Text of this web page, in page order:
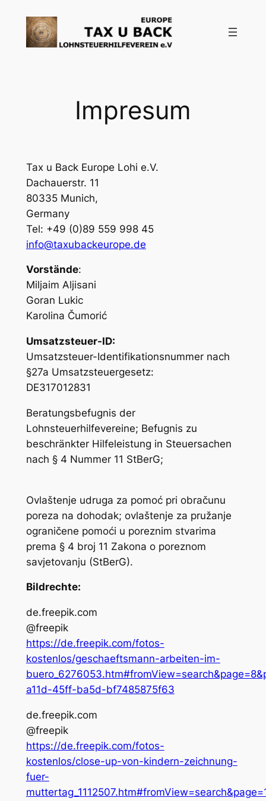
sadržaja
Impresum
Tax u Back Europe Lohi e.V.
Dachauerstr. 11
80335 Munich,
Germany
Tel: +49 (0)89 559 998 45
info@taxubackeurope.de
Vorstände:
Miljaim Aljisani
Goran Lukic
Karolina Čumorić
Umsatzsteuer-ID:
Umsatzsteuer-Identifikationsnummer nach
§27a Umsatzsteuergesetz:
DE317012831
Beratungsbefugnis der
Lohnsteuerhilfevereine; Befugnis zu
beschränkter Hilfeleistung in Steuersachen
nach § 4 Nummer 11 StBerG;
Ovlaštenje udruga za pomoć pri obračunu
poreza na dohodak; ovlaštenje za pružanje
ograničene pomoći u poreznim stvarima
prema § 4 broj 11 Zakona o poreznom
savjetovanju (StBerG).
Bildrechte:
de.freepik.com
@freepik
https://de.freepik.com/fotos-
kostenlos/geschaeftsmann-arbeiten-im-
a11d-45ff-ba5d-bf7485875f63
de.freepik.com
@freepik
https://de.freepik.com/fotos-
kostenlos/close-up-von-kindern-zeichnung-
fuer-